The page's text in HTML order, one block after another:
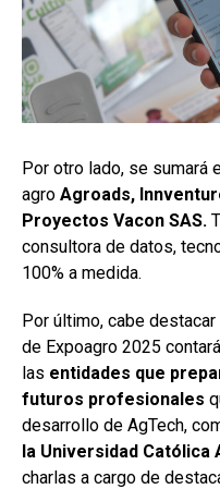
Por otro lado, se sumará
agro Agroads,
Proyectos Vacon SAS.
consultora de datos,
100% a medida.
Por último, cabe
de Expoagro 2025
las entidades que
futuros profesionales
desarrollo de AgTech,
la Universidad Católica
charlas a cargo de